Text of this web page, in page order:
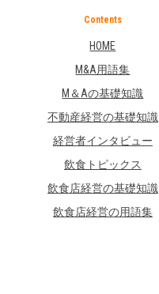
Contents
HOME
M&A用語集
M＆Aの基礎知識
不動産経営の基礎知識
経営者インタビュー
飲食トピックス
飲食店経営の基礎知識
飲食店経営の用語集